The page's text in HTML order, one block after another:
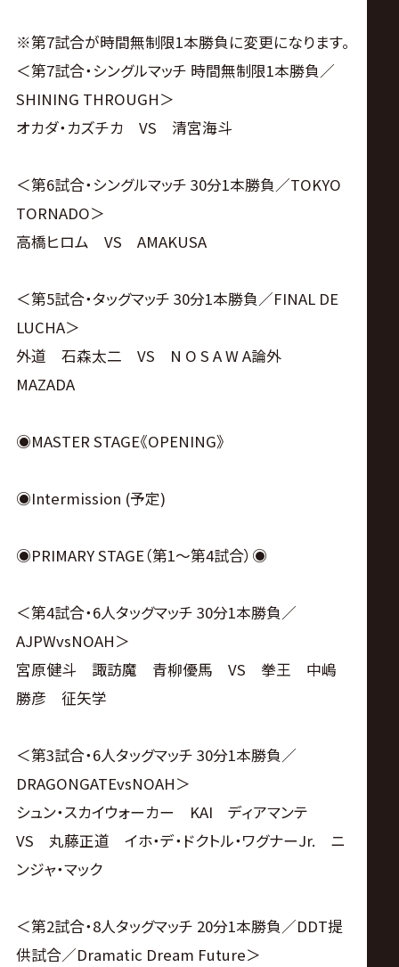
※第7試合が時間無制限1本勝負に変更になります。
＜第7試合・シングルマッチ 時間無制限1本勝負／
SHINING THROUGH＞
オカダ・カズチカ VS 清宮海斗
＜第6試合・シングルマッチ 30分1本勝負／TOKYO
TORNADO＞
高橋ヒロム VS AMAKUSA
＜第5試合・タッグマッチ 30分1本勝負／FINAL DE
LUCHA＞
外道 石森太二 VS N O S A W A論外
MAZADA
◉MASTER STAGE《OPENING》
◉Intermission (予定)
◉PRIMARY STAGE（第1〜第4試合）◉
＜第4試合・6人タッグマッチ 30分1本勝負／
AJPWvsNOAH＞
宮原健斗 諏訪魔 青柳優馬 VS 拳王 中嶋
勝彦 征矢学
＜第3試合・6人タッグマッチ 30分1本勝負／
DRAGONGATEvsNOAH＞
シュン・スカイウォーカー KAI ディアマンテ
VS 丸藤正道 イホ・デ・ドクトル・ワグナーJr. ニ
ンジャ・マック
＜第2試合・8人タッグマッチ 20分1本勝負／DDT提
供試合／Dramatic Dream Future＞